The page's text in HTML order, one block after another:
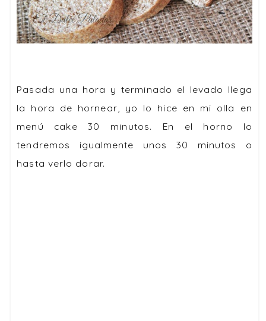
Pasada una hora y terminado el levado llega
la hora de hornear, yo lo hice en mi olla en
menú cake 30 minutos. En el horno lo
tendremos igualmente unos 30 minutos o
hasta verlo dorar.